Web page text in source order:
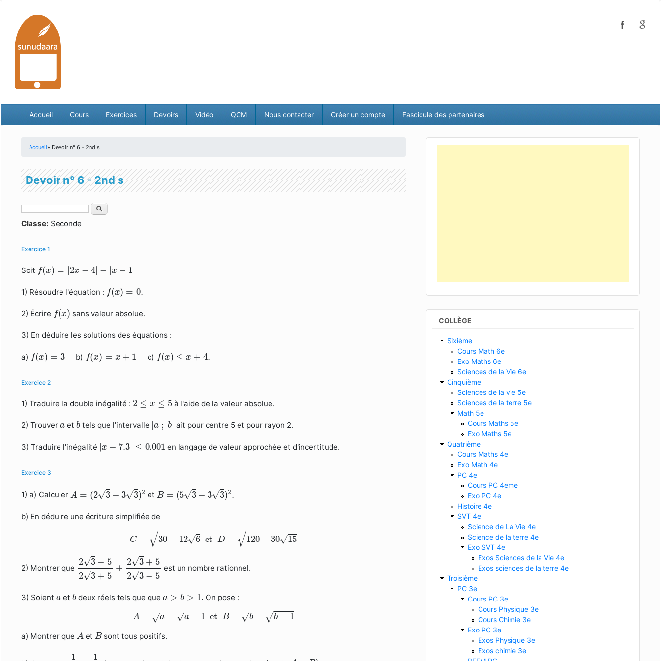
Accueil Cours Exercices Devoirs Vidéo QCM Nous contacter Créer un compte Fascicule des partenaires
Accueil» Devoir n° 6 - 2nd s
Devoir n° 6 - 2nd s
Formulaire de recherche
Rechercher
Classe: Seconde
Exercice 1
Soit f(x) = 2x − 4| − |x − 1
f(x )= x− |x 1
1) Résoudre l'équation : f(x) = 0.
f(x )=
2) Écrire f(x)
f(x ) sans valeur absolue.
3) En déduire les solutions des équations :
a) f(x) = 3
f(x )= b) f(x) = x + 1
f(x )= c) f(x) ≤ x + 4.
f(x )≤ x+
Exercice 2
1) Traduire la double inégalité : 2 ≤ x ≤ 5
2 ≤x ≤5 à l'aide de la valeur absolue.
2) Trouvera
a etb
btels que l'intervalle [a ; b]
[ b] ait pour centre 5 et pour rayon 2.
3) Traduire l'inégalité |x − 7.3 ≤ 0.001
| 7.3 |≤ 0.001 en langage de valeur approchée et d'incertitude.
Exercice 3
1) a) CalculerA = (2√3 − 3√3)2
A 3 33 2
et B = (5√3 − 3√3)2.
B= 3− 33 2.
b) En déduire une écriture simplifiée de
C = √30 − 12√6 et D = √120 − 30√15
C=30−126 120−3015
2) Montrer que
2√3 − 5
2√3 + 5
+
2√3 + 5
2√3 − 5
2 −5 3+ 2 3+ 3
est un nombre rationnel.
3) Soienta
a etb
b deux réels tels que quea > b > 1.
a > > 1. On pose :
A = √a − √a − 1 et B = √b − √b − 1
A −a−1 et B= b−
a) Montrer que A
A et B
B sont tous positifs.
1
1A 1
1B B).
COLLÈGE
Sixième
Cours Math 6e
Exo Maths 6e
Sciences de la Vie 6e
Cinquième
Sciences de la vie 5e
Sciences de la terre 5e
Math 5e
Cours Maths 5e
Exo Maths 5e
Quatrième
Cours Maths 4e
Exo Math 4e
PC 4e
Cours PC 4eme
Exo PC 4e
Histoire 4e
SVT 4e
Science de La Vie 4e
Science de la terre 4e
Exo SVT 4e
Exos Sciences de la Vie 4e
Exos sciences de la terre 4e
Troisième
PC 3e
Cours PC 3e
Cours Physique 3e
Cours Chimie 3e
Exo PC 3e
Exos Physique 3e
Exos chimie 3e